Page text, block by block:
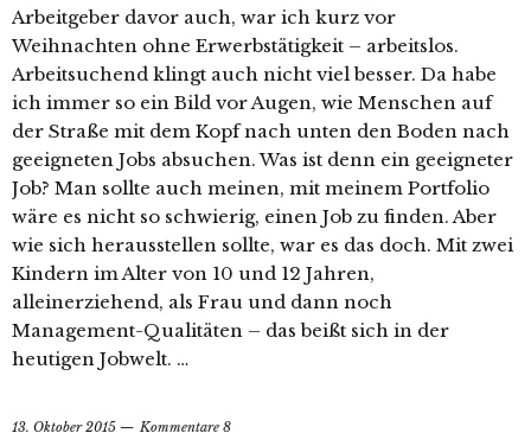
Arbeitgeber davor auch, war ich kurz vor
Weihnachten ohne Erwerbstätigkeit – arbeitslos.
Arbeitsuchend klingt auch nicht viel besser. Da habe
ich immer so ein Bild vor Augen, wie Menschen auf
der Straße mit dem Kopf nach unten den Boden nach
geeigneten Jobs absuchen. Was ist denn ein geeigneter
Job? Man sollte auch meinen, mit meinem Portfolio
wäre es nicht so schwierig, einen Job zu finden. Aber
wie sich herausstellen sollte, war es das doch. Mit zwei
Kindern im Alter von 10 und 12 Jahren,
alleinerziehend, als Frau und dann noch
Management-Qualitäten – das beißt sich in der
heutigen Jobwelt. …
13. Oktober 2015
Kommentare 8